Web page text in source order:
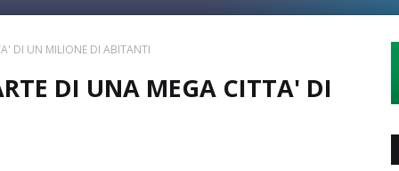
DI UN MILIONE DI ABITANTI
DI UNA MEGA CITTA' DI